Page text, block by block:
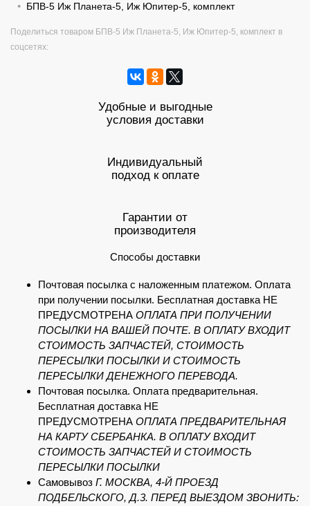
БПВ-5 Иж Планета-5, Иж Юпитер-5, комплект
Поделиться товаром БПВ-5 Иж Планета-5, Иж Юпитер-5, комплект в
соцсетях:
Удобные и выгодные
условия доставки
Индивидуальный
подход к оплате
Гарантии от
производителя
Способы доставки
Почтовая посылка с наложенным платежом. Оплата
при получении посылки. Бесплатная доставка НЕ
ПРЕДУСМОТРЕНА ОПЛАТА ПРИ ПОЛУЧЕНИИ
ПОСЫЛКИ НА ВАШЕЙ ПОЧТЕ. В ОПЛАТУ ВХОДИТ
СТОИМОСТЬ ЗАПЧАСТЕЙ, СТОИМОСТЬ
ПЕРЕСЫЛКИ ПОСЫЛКИ И СТОИМОСТЬ
ПЕРЕСЫЛКИ ДЕНЕЖНОГО ПЕРЕВОДА.
Почтовая посылка. Оплата предварительная.
Бесплатная доставка НЕ
ПРЕДУСМОТРЕНА ОПЛАТА ПРЕДВАРИТЕЛЬНАЯ
НА КАРТУ СБЕРБАНКА. В ОПЛАТУ ВХОДИТ
СТОИМОСТЬ ЗАПЧАСТЕЙ И СТОИМОСТЬ
ПЕРЕСЫЛКИ ПОСЫЛКИ
Самовывоз Г. МОСКВА, 4-Й ПРОЕЗД
ПОДБЕЛЬСКОГО, Д.3. ПЕРЕД ВЫЕЗДОМ ЗВОНИТЬ: